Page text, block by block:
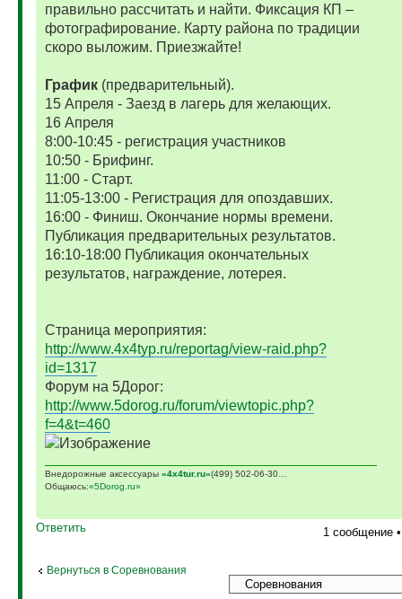
правильно рассчитать и найти. Фиксация КП –
фотографирование. Карту района по традиции
скоро выложим. Приезжайте!
График(предварительный).
15 Апреля - Заезд в лагерь для желающих.
16 Апреля
8:00-10:45 - регистрация участников
10:50 - Брифинг.
11:00 - Старт.
11:05-13:00 - Регистрация для опоздавших.
16:00 - Финиш. Окончание нормы времени.
Публикация предварительных результатов.
16:10-18:00 Публикация окончательных
результатов, награждение, лотерея.
Страница мероприятия:
http://www.4x4typ.ru/reportag/view-raid.php?
id=1317
Форум на 5Дорог:
http://www.5dorog.ru/forum/viewtopic.php?
f=4&t=460
Внедорожные аксессуары «4х4tur.ru»(499) 502-06-30…
Общаюсь:«5Dorog.ru»
Ответить 1 сообщение
Вернуться в Соревнования